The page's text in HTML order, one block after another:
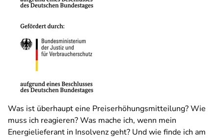
Was ist überhaupt eine Preiserhöhungsmitteilung? Wie
muss ich reagieren? Was mache ich, wenn mein
Energielieferant in Insolvenz geht? Und wie finde ich am